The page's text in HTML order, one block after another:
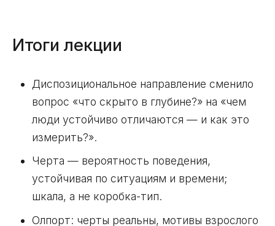
Итоги лекции
Диспозициональное направление сменило
вопрос «что скрыто в глубине?» на «чем
люди устойчиво отличаются — и как это
измерить?».
Черта — вероятность поведения,
устойчивая по ситуациям и времени;
шкала, а не коробка-тип.
Олпорт: черты реальны, мотивы взрослого